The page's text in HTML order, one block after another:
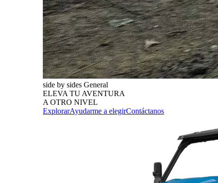
side by sides General
ELEVA TU AVENTURA
A OTRO NIVEL
ExplorarAyudarme a elegirContáctanos